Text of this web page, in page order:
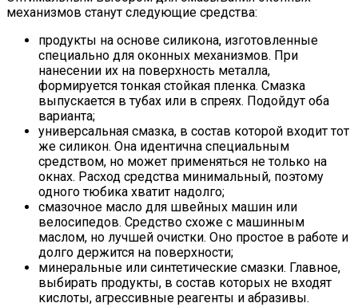
механизмов станут следующие средства:
продукты на основе силикона, изготовленные
специально для оконных механизмов. При
нанесении их на поверхность металла,
формируется тонкая стойкая пленка. Смазка
выпускается в тубах или в спреях. Подойдут оба
варианта;
универсальная смазка, в состав которой входит тот
же силикон. Она идентична специальным
средством, но может применяться не только на
окнах. Расход средства минимальный, поэтому
одного тюбика хватит надолго;
смазочное масло для швейных машин или
велосипедов. Средство схоже с машинным
маслом, но лучшей очистки. Оно простое в работе и
долго держится на поверхности;
минеральные или синтетические смазки. Главное,
выбирать продукты, в состав которых не входят
кислоты, агрессивные реагенты и абразивы.